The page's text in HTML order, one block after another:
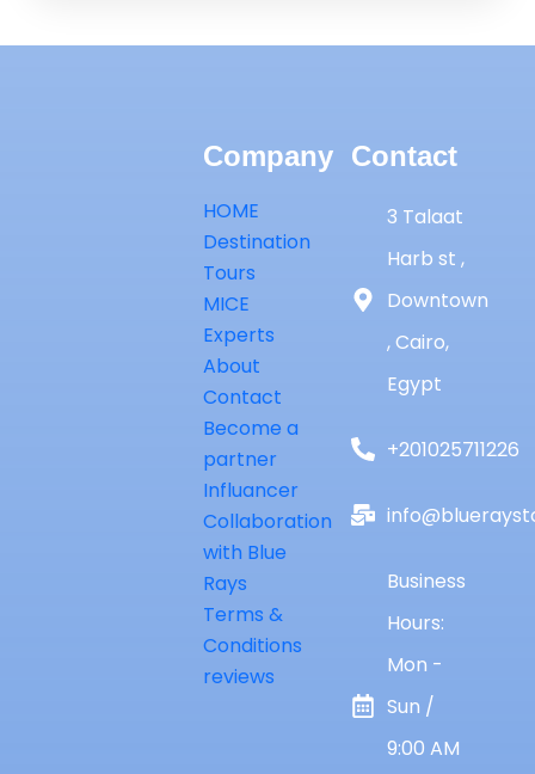
Company
HOME
Destination
Tours
MICE
Experts
About
Contact
Become a
partner
Influancer
Collaboration
with Blue
Rays
Terms &
Conditions
reviews
Contact
3 Talaat
Harb st ,
Downtown
, Cairo,
Egypt
+201025711226
Business
Hours:
Mon -
Sun /
9:00 AM